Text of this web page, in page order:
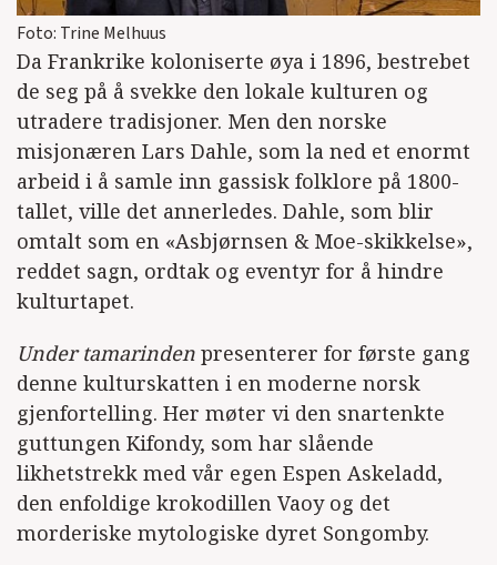
Foto: Trine Melhuus
Da Frankrike koloniserte øya i 1896, bestrebet
de seg på å svekke den lokale kulturen og
utradere tradisjoner. Men den norske
misjonæren Lars Dahle, som la ned et enormt
arbeid i å samle inn gassisk folklore på 1800-
tallet, ville det annerledes. Dahle, som blir
omtalt som en «Asbjørnsen & Moe-skikkelse»,
reddet sagn, ordtak og eventyr for å hindre
kulturtapet.
Under tamarinden presenterer for første gang
denne kulturskatten i en moderne norsk
gjenfortelling. Her møter vi den snartenkte
guttungen Kifondy, som har slående
likhetstrekk med vår egen Espen Askeladd,
den enfoldige krokodillen Vaoy og det
morderiske mytologiske dyret Songomby.